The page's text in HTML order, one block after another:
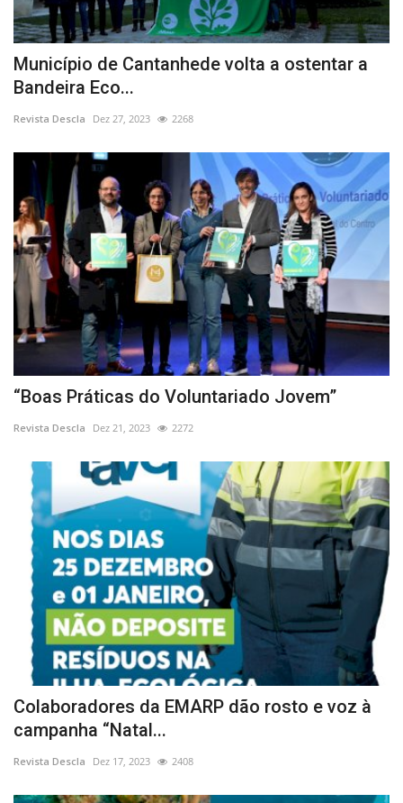
Município de Cantanhede volta a ostentar a
Bandeira Eco...
Revista Descla Dez 27, 2023 2268
“Boas Práticas do Voluntariado Jovem”
Revista Descla Dez 21, 2023 2272
Colaboradores da EMARP dão rosto e voz à
campanha “Natal...
Revista Descla Dez 17, 2023 2408